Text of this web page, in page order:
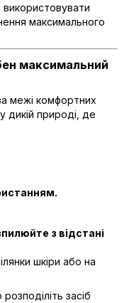
використовувати
максимального
максимальний
межі комфортних
дикій природі, де
з відстані
шкіри або на
засіб